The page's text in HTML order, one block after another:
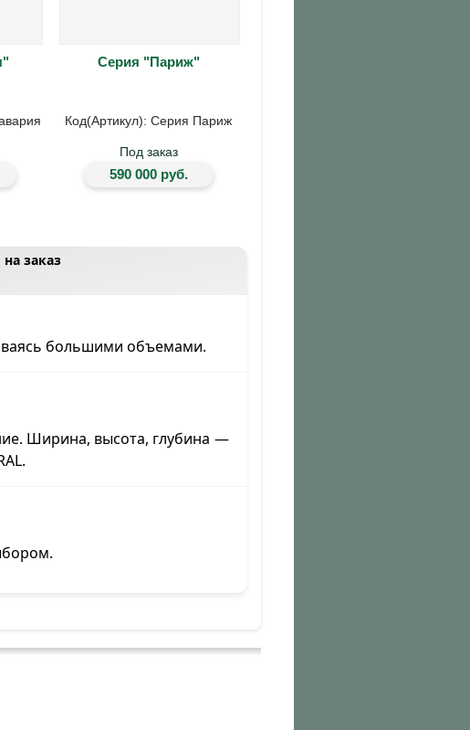
Серия "Париж"
Код(Артикул): Серия Париж
Под заказ
590 000 руб.
заказ
большими объемами.
Ширина, высота, глубина —
.